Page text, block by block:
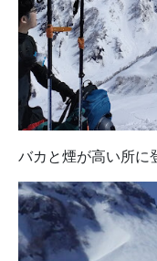
バカと煙が高い所に